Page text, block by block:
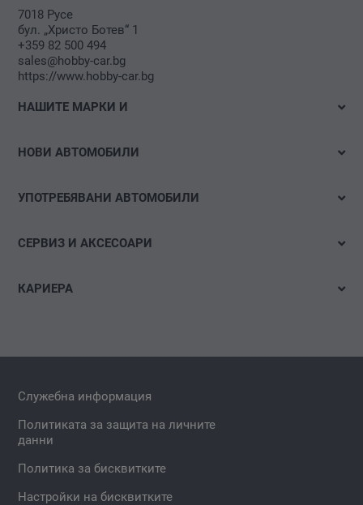
7018 Русе
бул. „Христо Ботев“ 1
+359 82 500 494
sales@hobby-car.bg
https://www.hobby-car.bg
НАШИТЕ МАРКИ И
Audi
НОВИ АВТОМОБИЛИ
Тестово шофиране
Конфигуриране
УПОТРЕБЯВАНИ АВТОМОБИЛИ
Детайлно търсене
СЕРВИЗ И АКСЕСОАРИ
Час за сервиз
КАРИЕРА
Служебна информация
Политиката за защита на личните
данни
Политика за бисквитките
Настройки на бисквитките